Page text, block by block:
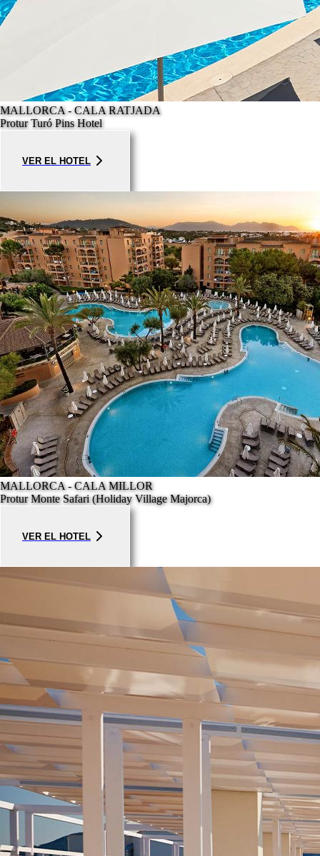
MALLORCA - CALA RATJADA
Protur Turó Pins Hotel
VER EL HOTEL
MALLORCA - CALA MILLOR
Protur Monte Safari (Holiday Village Majorca)
VER EL HOTEL